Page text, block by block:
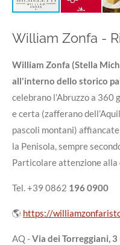
William Zonfa -
William Zonfa (Stella
all'interno dello storico
celebrano l’Abruzzo a
e certa (zafferano
pascoli montani)
la Penisola, sempre
Particolare attenzione alla
Tel. +39 0862 196 0900
🌎 https://
AQ -Via dei Torreggiani, 3